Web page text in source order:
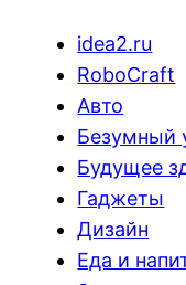
idea2.ru
RoboCraft
Авто
Безумный
Будущее
Гаджеты
Дизайн
Еда и